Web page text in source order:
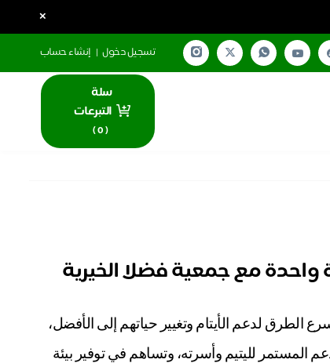
×
تسجيل دخول | إنشاء حساب
سلة
التبرعات
(
0
)
واحدة مع جمعية فضلا الخيرية
الطرق لدعم الأيتام وتغيير حياتهم إلى الأفضل،
المستمر لليتيم وأسرته، وتساهم في توفير بيئة